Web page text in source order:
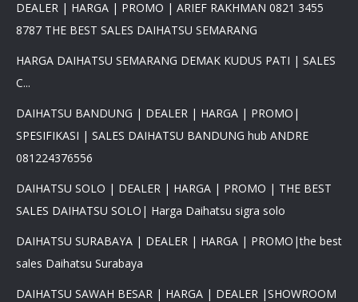
DEALER | HARGA | PROMO | ARIEF RAKHMAN 0821 3455
8787 THE BEST SALES DAIHATSU SEMARANG
HARGA DAIHATSU SEMARANG DEMAK KUDUS PATI | SALES
C...
DAIHATSU BANDUNG | DEALER | HARGA | PROMO|
SPESIFIKASI | SALES DAIHATSU BANDUNG hub ANDRE
081224376556
DAIHATSU SOLO | DEALER | HARGA | PROMO | THE BEST
SALES DAIHATSU SOLO| Harga Daihatsu sigra solo
DAIHATSU SURABAYA | DEALER | HARGA | PROMO|the best
sales Daihatsu Surabaya
DAIHATSU SAWAH BESAR | HARGA | DEALER |SHOWROOM